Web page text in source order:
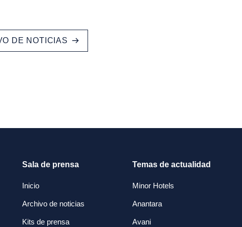
DE NOTICIAS
Sala de prensa
Inicio
Archivo de noticias
Kits de prensa
Temas de actualidad
Minor Hotels
Anantara
Avani